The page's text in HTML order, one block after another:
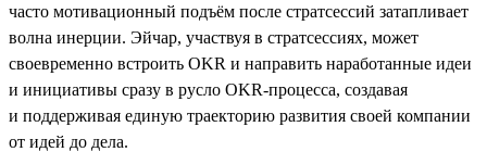
часто мотивационный подъём после стратсессий затапливает
волна инерции. Эйчар, участвуя в стратсессиях, может
своевременно встроить OKR и направить наработанные идеи
и инициативы сразу в русло OKR-процесса, создавая
и поддерживая единую траекторию развития своей компании
от идей до дела.